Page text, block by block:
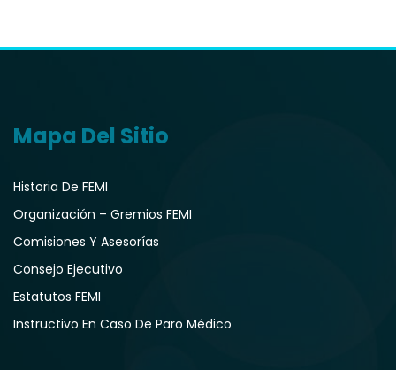
Mapa Del Sitio
Historia De FEMI
Organización – Gremios FEMI
Comisiones Y Asesorías
Consejo Ejecutivo
Estatutos FEMI
Instructivo En Caso De Paro Médico